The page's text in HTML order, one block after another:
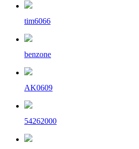
tim6066
benzone
AK0609
54262000